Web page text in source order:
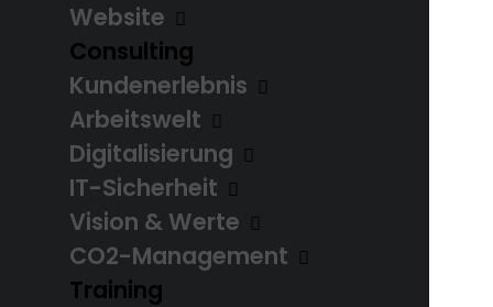
Website
Consulting
Kundenerlebnis
Arbeitswelt
Digitalisierung
IT-Sicherheit
Vision & Werte
CO2-Management
Training